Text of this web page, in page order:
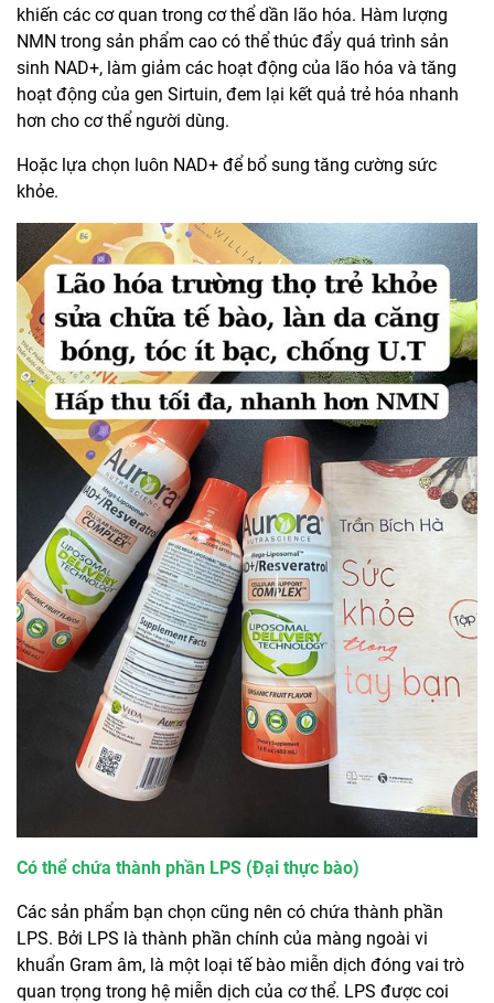
khiến các cơ quan trong cơ thể dần lão hóa. Hàm lượng
NMN trong sản phẩm cao có thể thúc đẩy quá trình sản
sinh NAD+, làm giảm các hoạt động của lão hóa và tăng
hoạt động của gen Sirtuin, đem lại kết quả trẻ hóa nhanh
hơn cho cơ thể người dùng.
Hoặc lựa chọn luôn NAD+ để bổ sung tăng cường sức
khỏe.
Có thể chứa thành phần LPS (Đại thực bào)
Các sản phẩm bạn chọn cũng nên có chứa thành phần
LPS. Bởi LPS là thành phần chính của màng ngoài vi
khuẩn Gram âm, là một loại tế bào miễn dịch đóng vai trò
quan trọng trong hệ miễn dịch của cơ thể. LPS được coi